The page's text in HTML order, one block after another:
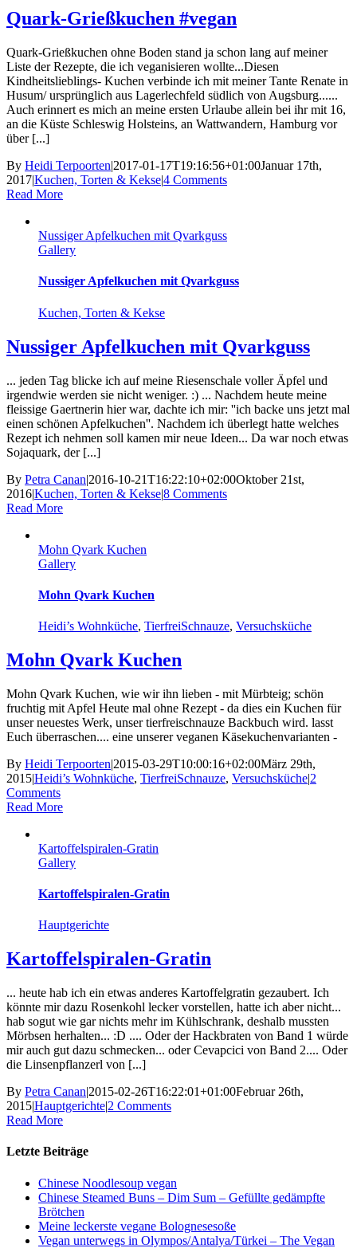
Quark-Grießkuchen #vegan
Quark-Grießkuchen ohne Boden stand ja schon lang auf meiner
Liste der Rezepte, die ich veganisieren wollte...Diesen
Kindheitslieblings- Kuchen verbinde ich mit meiner Tante Renate in
Husum/ ursprünglich aus Lagerlechfeld südlich von Augsburg......
Auch erinnert es mich an meine ersten Urlaube allein bei ihr mit 16,
an die Küste Schleswig Holsteins, an Wattwandern, Hamburg vor
über [...]
By Heidi Terpoorten|2017-01-17T19:16:56+01:00Januar 17th,
2017|Kuchen, Torten & Kekse|4 Comments
Read More
Nussiger Apfelkuchen mit Qvarkguss
Gallery
Nussiger Apfelkuchen mit Qvarkguss
Kuchen, Torten & Kekse
Nussiger Apfelkuchen mit Qvarkguss
... jeden Tag blicke ich auf meine Riesenschale voller Äpfel und
irgendwie werden sie nicht weniger. :) ... Nachdem heute meine
fleissige Gaertnerin hier war, dachte ich mir: ''ich backe uns jetzt mal
einen schönen Apfelkuchen''. Nachdem ich überlegt hatte welches
Rezept ich nehmen soll kamen mir neue Ideen... Da war noch etwas
Sojaquark, der [...]
By Petra Canan|2016-10-21T16:22:10+02:00Oktober 21st,
2016|Kuchen, Torten & Kekse|8 Comments
Read More
Mohn Qvark Kuchen
Gallery
Mohn Qvark Kuchen
Heidi’s Wohnküche, TierfreiSchnauze, Versuchsküche
Mohn Qvark Kuchen
Mohn Qvark Kuchen, wie wir ihn lieben - mit Mürbteig; schön
fruchtig mit Apfel Heute mal ohne Rezept - da dies ein Kuchen für
unser neuestes Werk, unser tierfreischnauze Backbuch wird. lasst
Euch überraschen.... eine unserer veganen Käsekuchenvarianten -
By Heidi Terpoorten|2015-03-29T10:00:16+02:00März 29th,
2015|Heidi’s Wohnküche, TierfreiSchnauze, Versuchsküche|2
Comments
Read More
Kartoffelspiralen-Gratin
Gallery
Kartoffelspiralen-Gratin
Hauptgerichte
Kartoffelspiralen-Gratin
... heute hab ich ein etwas anderes Kartoffelgratin gezaubert. Ich
könnte mir dazu Rosenkohl lecker vorstellen, hatte ich aber nicht...
hab sogut wie gar nichts mehr im Kühlschrank, deshalb mussten
Mörbsen herhalten... :D .... Oder der Hackbraten von Band 1 würde
mir auch gut dazu schmecken... oder Cevapcici von Band 2.... Oder
die Linsenpflanzerl von [...]
By Petra Canan|2015-02-26T16:22:01+01:00Februar 26th,
2015|Hauptgerichte|2 Comments
Read More
Letzte Beiträge
Chinese Noodlesoup vegan
Chinese Steamed Buns – Dim Sum – Gefüllte gedämpfte
Brötchen
Meine leckerste vegane Bolognesesoße
Vegan unterwegs in Olympos/Antalya/Türkei – The Vegan